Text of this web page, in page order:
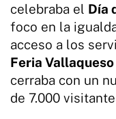
celebraba el Día
foco en la
acceso a los
Feria Vallaqueso
cerraba con un
de 7.000